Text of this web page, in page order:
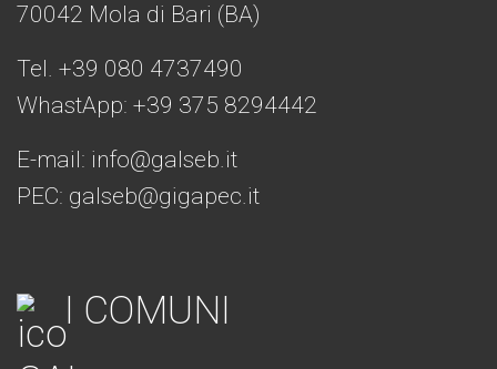
70042 Mola di Bari (BA)
Tel. +39 080 4737490
WhastApp: +39 375 8294442
E-mail: info@galseb.it
PEC: galseb@gigapec.it
I COMUNI